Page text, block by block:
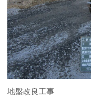
地盤改良工事